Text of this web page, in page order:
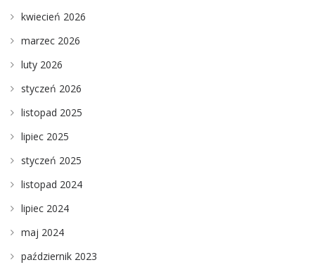
kwiecień 2026
marzec 2026
luty 2026
styczeń 2026
listopad 2025
lipiec 2025
styczeń 2025
listopad 2024
lipiec 2024
maj 2024
październik 2023